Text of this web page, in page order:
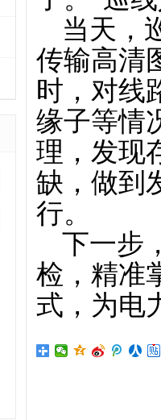
当天，
传输高清
时，对线
缘子等情
理，发现
缺，做到
行。
下一步
检，精准
式，为电